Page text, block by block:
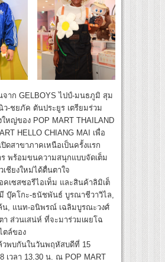
าก GELBOYS ไปป์-มนธภูมิ สุม
ว-ชยภัค ตันประยูร เตรียมร่วม
ใหญ่ของ POP MART THAILAND
HELLO CHIANG MAI เพื่อ
ปิดสาขาภาคเหนือเป็นครั้งแรก
ร พร้อมขนความสนุกแบบจัดเต็ม
ชียงใหม่ได้ตื่นตาใจ
คเซสซอรีไอเท็ม และสินค้าลิมิเต็
บุ๊คโกะ-ธนัชพันธ์ บูรณาชีวาวิไล,
น, แนท-อนิพรณ์ เฉลิมบูรณะวงศ์
า ส่วนเสน่ห์ ที่จะมาร่วมเผยโฉ
ตล์ของ
วพบกันในวันพฤหัสบดีที่ 15
เวลา 13.30 น. ณ POP MART